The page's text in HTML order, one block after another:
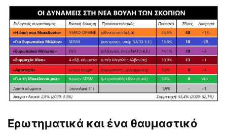
Ερωτηματικά και ένα θαυμαστικό